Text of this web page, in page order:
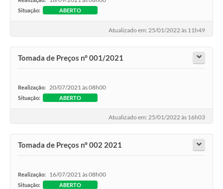
Situação: ABERTO
Atualizado em: 25/01/2022 às 11h49
Tomada de Preços n° 001/2021
Realização: 20/07/2021 às 08h00
Situação: ABERTO
Atualizado em: 25/01/2022 às 16h03
Tomada de Preços n° 002 2021
Realização: 16/07/2021 às 08h00
Situação: ABERTO